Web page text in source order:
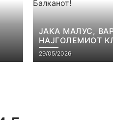
ЈАКА МАЛУС,
НАЈГОЛЕМИОТ
БАЛКАНОТ!
29/05/2026